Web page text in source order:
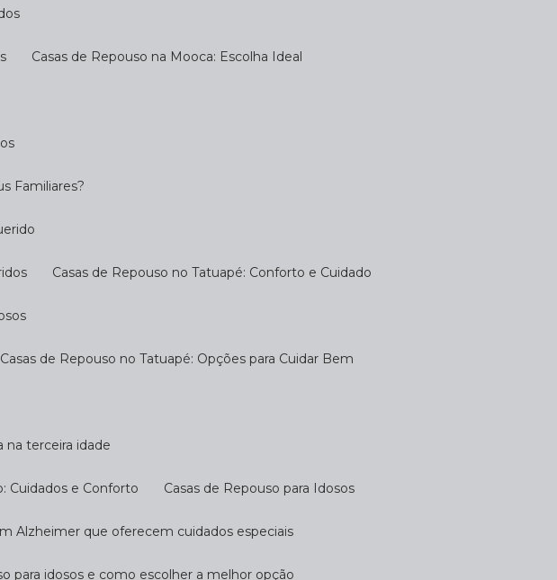
Casas de Repouso na Mooca: Escolha Ideal
Familiares?
Casas de Repouso no Tatuapé: Conforto e Cuidado
Casas de Repouso no Tatuapé: Opções para Cuidar Bem
na terceira idade
Cuidados e Conforto Casas de Repouso para Idosos
Alzheimer que oferecem cuidados especiais
para idosos e como escolher a melhor opção